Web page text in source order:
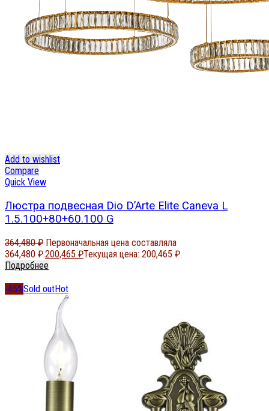
Add to wishlist
Compare
Quick View
Люстра подвесная Dio D’Arte Elite Caneva L
1.5.100+80+60.100 G
364,480₽ Первоначальная цена составляла
364,480 ₽.200,465 ₽Текущая цена: 200,465 ₽.
Подробнее
-45%Sold outHot